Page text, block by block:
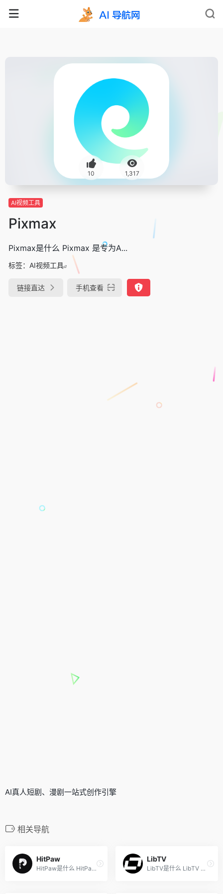
10 1,317
AI视频工具
Pixmax
Pixmax是什么 Pixmax 是专为A...
标签： AI视频工具
链接直达 手机查看
AI真人短剧、漫剧一站式创作引擎
相关导航
HitPaw
HitPaw是什么 HitPaw是专注于...
LibTV
LibTV是什么 LibTV 是 Liblib...